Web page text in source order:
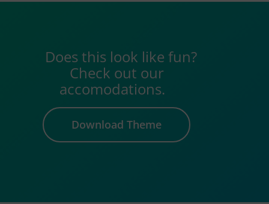
Does this look like fun?
Check out our
accomodations.
Download Theme